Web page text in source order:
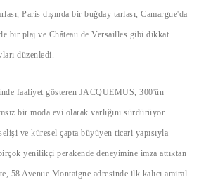
Paris dışında bir buğday tarlası, Camargue'da
bir plaj ve Château de Versailles gibi dikkat
düzenledi.
faaliyet gösteren JACQUEMUS, 300'ün
bir moda evi olarak varlığını sürdürüyor.
ve küresel çapta büyüyen ticari yapısıyla
yenilikçi perakende deneyimine imza attıktan
58 Avenue Montaigne adresinde ilk kalıcı amiral